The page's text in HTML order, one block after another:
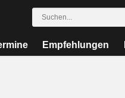
Empfehlungen